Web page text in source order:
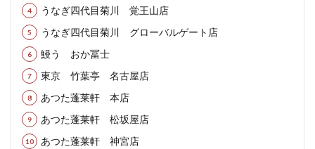
うなぎ四代目菊川 覚王山店
うなぎ四代目菊川 グローバルゲート店
鰻う おか冨士
東京 竹葉亭 名古屋店
あつた蓬莱軒 本店
あつた蓬莱軒 松坂屋店
あつた蓬莱軒 神宮店